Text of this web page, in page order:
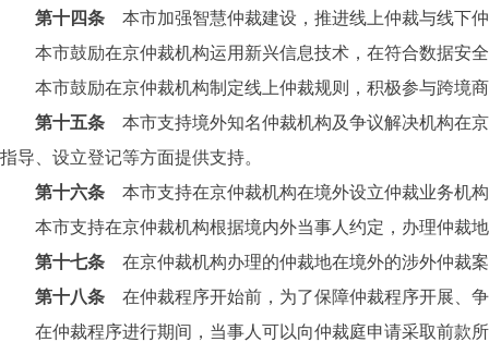
第十四条 本市加强智慧仲裁建设，推进线上仲裁与线下
本市鼓励在京仲裁机构运用新兴信息技术，在符合数据安
本市鼓励在京仲裁机构制定线上仲裁规则，积极参与跨境
第十五条 本市支持境外知名仲裁机构及争议解决机构在
指导、设立登记等方面提供支持。
第十六条 本市支持在京仲裁机构在境外设立仲裁业务机
本市支持在京仲裁机构根据境内外当事人约定，办理仲裁
第十七条 在京仲裁机构办理的仲裁地在境外的涉外仲裁
第十八条 在仲裁程序开始前，为了保障仲裁程序开展、
在仲裁程序进行期间，当事人可以向仲裁庭申请采取前款所